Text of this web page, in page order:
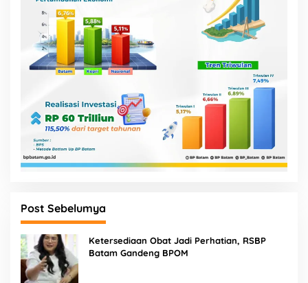
Post Sebelumya
Ketersediaan Obat Jadi Perhatian, RSBP
Batam Gandeng BPOM